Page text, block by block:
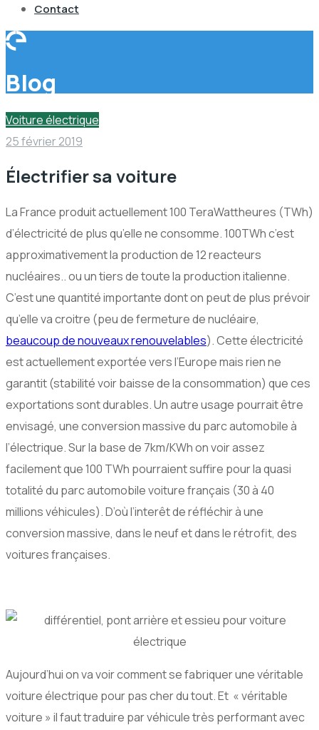
Contact
Blog
Voiture électrique
25 février 2019
Électrifier sa voiture
La France produit actuellement 100 TeraWattheures (TWh)
d’électricité de plus qu’elle ne consomme. 100TWh c’est
approximativement la production de 12 reacteurs
nucléaires.. ou un tiers de toute la production italienne.
C’est une quantité importante dont on peut de plus prévoir
qu’elle va croitre (peu de fermeture de nucléaire,
beaucoup de nouveaux renouvelables). Cette électricité
est actuellement exportée vers l’Europe mais rien ne
garantit (stabilité voir baisse de la consommation) que ces
exportations sont durables. Un autre usage pourrait être
envisagé, une conversion massive du parc automobile à
l’électrique. Sur la base de 7km/KWh on voir assez
facilement que 100 TWh pourraient suffire pour la quasi
totalité du parc automobile voiture français (30 à 40
millions véhicules). D’où l’interêt de réfléchir à une
conversion massive, dans le neuf et dans le rétrofit, des
voitures françaises.
Aujourd’hui on va voir comment se fabriquer une véritable
voiture électrique pour pas cher du tout. Et « véritable
voiture » il faut traduire par véhicule très performant avec